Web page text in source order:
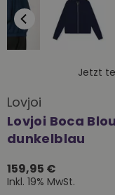
Jetzt
Lovjoi
Lovjoi Boca
dunkelblau
Normaler
Preis
159,95 €
Inkl. 19% MwSt.